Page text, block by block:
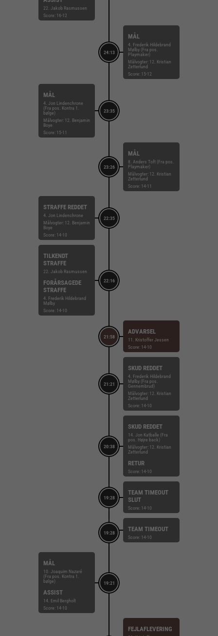
22. Jakob Rasmussen
Score: 16-12
24:13
MÅL
4. Frederik Hildebrand
Mølby (Fra pos.
Playmaker)
Målvogter: 12. Kristian
Zetterlund
Score: 15-12
23:35
MÅL
4. Jon Lindenchrone
(Fra pos. Kontra 1.
bølge)
Målvogter: 12. Benjamin
Boye
Score: 15-11
23:26
MÅL
8. Anders Toft (Fra pos.
Playmaker)
Målvogter: 12. Kristian
Zetterlund
Score: 14-11
22:35
STRAFFE REDDET
4. Jon Lindenchrone
Målvogter: 12. Benjamin
Boye
Score: 14-10
22:16
TILKENDT
STRAFFE
22. Jakob Rasmussen
FORÅRSAGEDE
STRAFFE
4. Frederik Hildebrand
Mølby
Score: 14-10
21:58
ADVARSEL
11. Kristoffer Jessen
Score: 14-10
21:21
SKUD REDDET
4. Frederik Hildebrand
Mølby (Fra pos.
Gennembrud)
Målvogter: 12. Kristian
Zetterlund
Score: 14-10
20:38
SKUD REDDET
14. Jon Katballe (Fra
pos. Højre back)
Målvogter: 12. Kristian
Zetterlund
RETUR
Score: 14-10
19:28
TEAM TIMEOUT
SLUT
Score: 14-10
19:28
TEAM TIMEOUT
Score: 14-10
19:21
MÅL
10. Joaquim Nazaré
(Fra pos. Kontra 1.
bølge)
ASSIST
14. Emil Bergholt
Score: 14-10
FEJLAFLEVERING